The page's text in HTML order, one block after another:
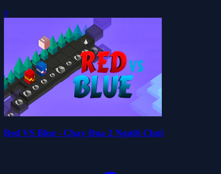
0
Red VS Blue - Chạy Đua 2 Người Chơi